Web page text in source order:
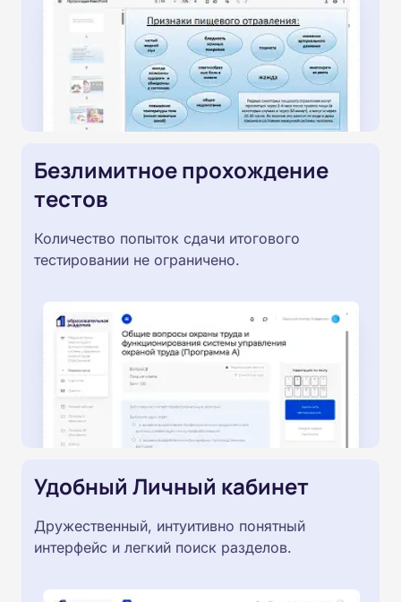
Безлимитное прохождение
тестов
Количество попыток сдачи итогового
тестировании не ограничено.
Удобный Личный кабинет
Дружественный, интуитивно понятный
интерфейс и легкий поиск разделов.